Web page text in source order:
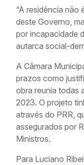
“A residência não
deste Governo,
por incapacidade
autarca social-
A Câmara
prazos como
obra reunia todas
2023. O projeto
através do PRR,
assegurados por
Ministros.
Para Luciano